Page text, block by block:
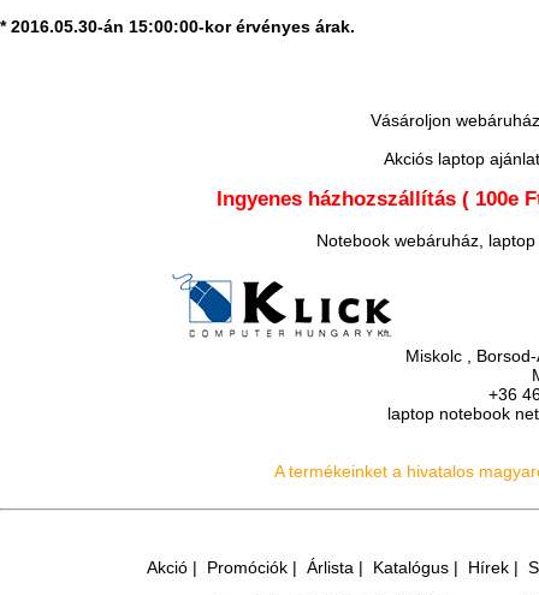
* 2016.05.30-án 15:00:00-kor érvényes árak.
Vásároljon
Akciós laptop
Ingyenes házhozszállítás ( 100e
Notebook webáruház, laptop
Miskolc ,
+36
laptop notebook
A termékeinket a hivatalos
Akció | Promóciók | Árlista | Katalógus | Hírek |